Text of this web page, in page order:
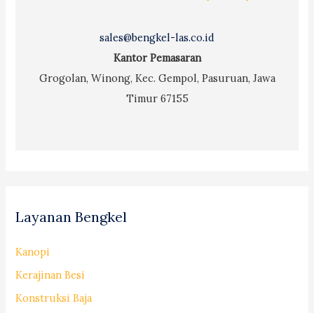
sales@bengkel-las.co.id
Kantor Pemasaran
Grogolan, Winong, Kec. Gempol, Pasuruan, Jawa
Timur 67155
Layanan Bengkel
Kanopi
Kerajinan Besi
Konstruksi Baja